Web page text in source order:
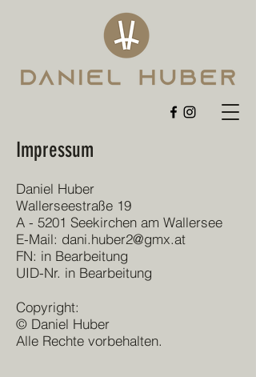
Impressum
Daniel Huber
Wallerseestraße 19
A - 5201 Seekirchen am Wallersee
E-Mail: dani.huber2@gmx.at
FN: in Bearbeitung
UID-Nr. in Bearbeitung
Copyright:
© Daniel Huber
Alle Rechte vorbehalten.